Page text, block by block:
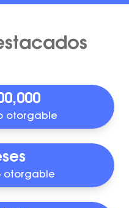
otorgable
otorgable